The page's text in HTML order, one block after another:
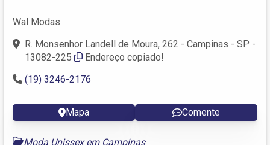
Wal Modas
R. Monsenhor Landell de Moura, 262 - Campinas - SP -
13082-225
Endereço copiado!
(19) 3246-2176
Mapa Comente
Moda Unissex em Campinas